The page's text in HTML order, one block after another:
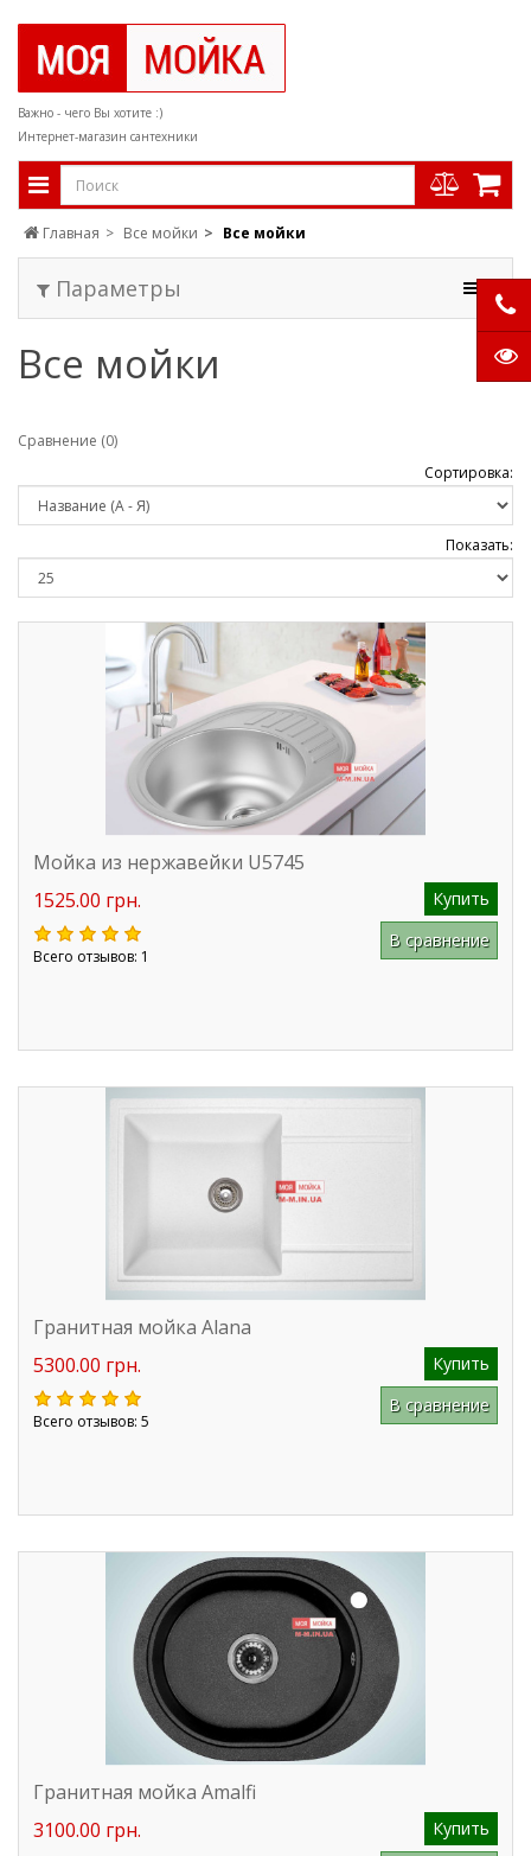
Важно - чего Вы хотите :)
Интернет-магазин сантехники
Главная Все мойки Все мойки
Параметры
Все мойки
Сравнение (0)
Сортировка:
Показать:
Мойка из нержавейки U5745
1525.00 грн.
Купить
Всего отзывов: 1
В сравнение
Гранитная мойка Alana
5300.00 грн.
Купить
Всего отзывов: 5
В сравнение
Гранитная мойка Amalfi
3100.00 грн.
Купить